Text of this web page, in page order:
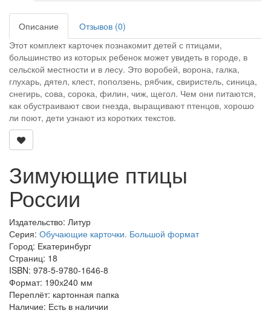
Описание
Отзывов (0)
Этот комплект карточек познакомит детей с птицами,
большинство из которых ребенок может увидеть в городе, в
сельской местности и в лесу. Это воробей, ворона, галка,
глухарь, дятел, клест, поползень, рябчик, свиристель, синица,
снегирь, сова, сорока, филин, чиж, щегол. Чем они питаются,
как обустраивают свои гнезда, выращивают птенцов, хорошо
ли поют, дети узнают из коротких текстов.
Зимующие птицы
России
Издательство: Литур
Серия: Обучающие карточки. Большой формат
Город: Екатеринбург
Страниц: 18
ISBN: 978-5-9780-1646-8
Формат: 190х240 мм
Переплёт: картонная папка
Наличие: Есть в наличии